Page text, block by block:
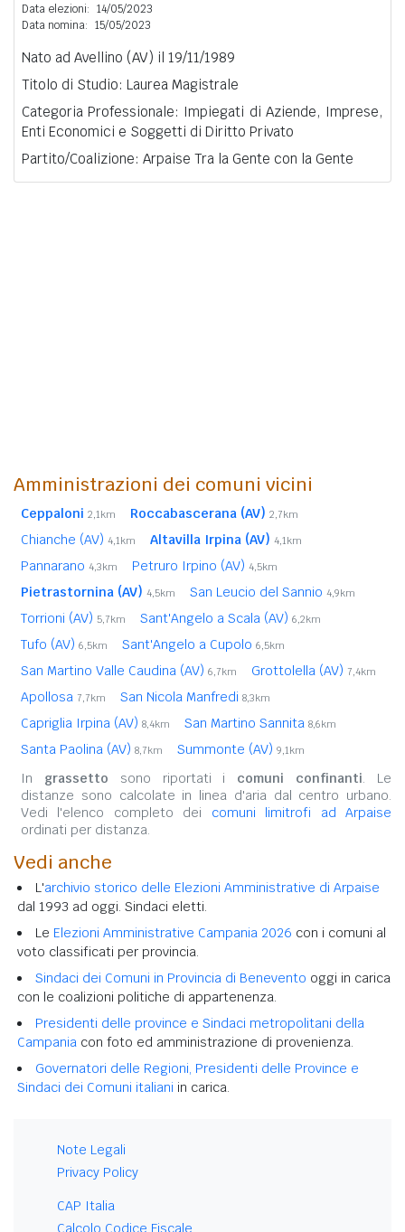
Data elezioni: 14/05/2023
Data nomina: 15/05/2023
Nato ad Avellino (AV) il 19/11/1989
Titolo di Studio: Laurea Magistrale
Categoria Professionale: Impiegati di Aziende, Imprese,
Enti Economici e Soggetti di Diritto Privato
Partito/Coalizione: Arpaise Tra la Gente con la Gente
Amministrazioni dei comuni vicini
Ceppaloni 2,1km Roccabascerana (AV) 2,7km
Chianche (AV) 4,1km Altavilla Irpina (AV) 4,1km
Pannarano 4,3km Petruro Irpino (AV) 4,5km
Pietrastornina (AV) 4,5km San Leucio del Sannio 4,9km
Torrioni (AV) 5,7km Sant'Angelo a Scala (AV) 6,2km
Tufo (AV) 6,5km Sant'Angelo a Cupolo 6,5km
San Martino Valle Caudina (AV) 6,7km Grottolella (AV) 7,4km
Apollosa 7,7km San Nicola Manfredi 8,3km
Capriglia Irpina (AV) 8,4km San Martino Sannita 8,6km
Santa Paolina (AV) 8,7km Summonte (AV) 9,1km
In grassetto sono riportati i comuni confinanti. Le
distanze sono calcolate in linea d'aria dal centro urbano.
Vedi l'elenco completo dei comuni limitrofi ad Arpaise
ordinati per distanza.
Vedi anche
L'archivio storico delle Elezioni Amministrative di Arpaise
dal 1993 ad oggi. Sindaci eletti.
Le Elezioni Amministrative Campania 2026 con i comuni al
voto classificati per provincia.
Sindaci dei Comuni in Provincia di Benevento oggi in carica
con le coalizioni politiche di appartenenza.
Presidenti delle province e Sindaci metropolitani della
Campania con foto ed amministrazione di provenienza.
Governatori delle Regioni, Presidenti delle Province e
Sindaci dei Comuni italiani in carica.
Note Legali
Privacy Policy
CAP Italia
Calcolo Codice Fiscale